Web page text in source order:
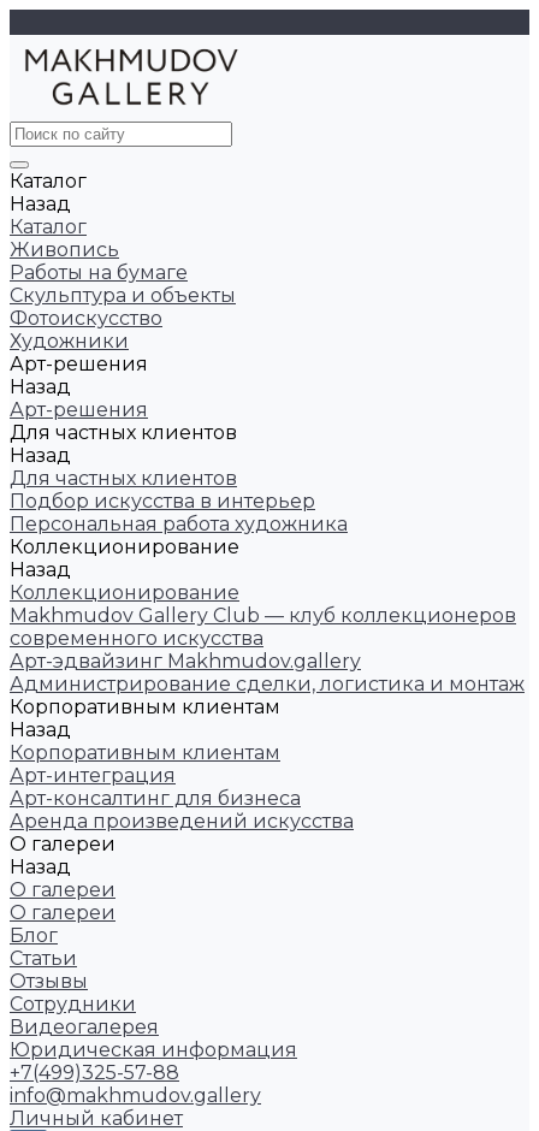
Каталог
Назад
Каталог
Живопись
Работы на бумаге
Скульптура и объекты
Фотоискусство
Художники
Арт-решения
Назад
Арт-решения
Для частных клиентов
Назад
Для частных клиентов
Подбор искусства в интерьер
Персональная работа художника
Коллекционирование
Назад
Коллекционирование
Makhmudov Gallery Club — клуб коллекционеров
современного искусства
Арт-эдвайзинг Makhmudov.gallery
Администрирование сделки, логистика и монтаж
Корпоративным клиентам
Назад
Корпоративным клиентам
Арт-интеграция
Арт-консалтинг для бизнеса
Аренда произведений искусства
О галереи
Назад
О галереи
О галереи
Блог
Статьи
Отзывы
Сотрудники
Видеогалерея
Юридическая информация
+7(499)325-57-88
info@makhmudov.gallery
Личный кабинет